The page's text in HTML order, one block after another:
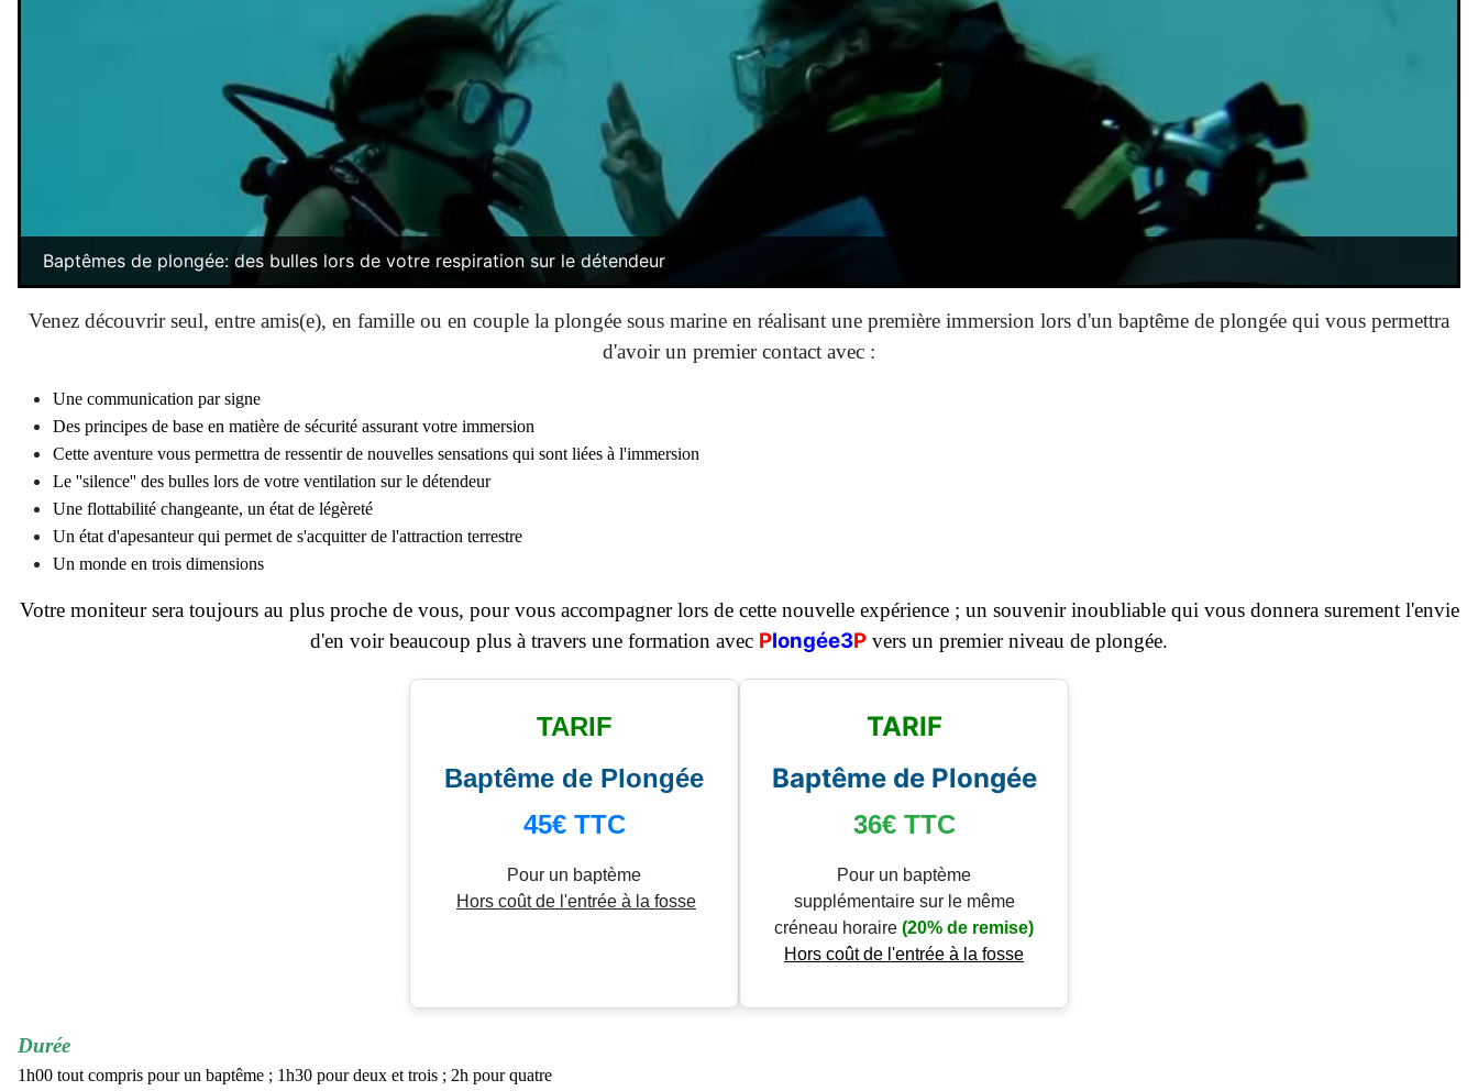
Baptêmes de plongée: des bulles lors de votre respiration sur le détendeur
Venez découvrir seul, entre amis(e), en famille ou en couple la plongée sous marine en réalisant une première immersion lors d'un baptême de plongée qui vous permettra
d'avoir un premier contact avec :
Une communication par signe
Des principes de base en matière de sécurité assurant votre immersion
Cette aventure vous permettra de ressentir de nouvelles sensations qui sont liées à l'immersion
Le ''silence'' des bulles lors de votre ventilation sur le détendeur
Une flottabilité changeante, un état de légèreté
Un état d'apesanteur qui permet de s'acquitter de l'attraction terrestre
Un monde en trois dimensions
Votre moniteur sera toujours au plus proche de vous, pour vous accompagner lors de cette nouvelle expérience ; un souvenir inoubliable qui vous donnera surementl'envie
d'en voir beaucoup plus à travers une formation avec Plongée3P vers un premier niveau de plongée.
TARIF
Baptême de Plongée
45€TTC
Pour un baptème
Hors coût de l'entrée à la fosse
TARIF
Baptême de Plongée
36€TTC
Pour un baptème
supplémentaire sur le même
créneau horaire (20% de remise)
Hors coût de l'entrée à la fosse
Durée
1h00 tout compris pour un baptême ; 1h30 pour deux et trois ; 2h pour quatre